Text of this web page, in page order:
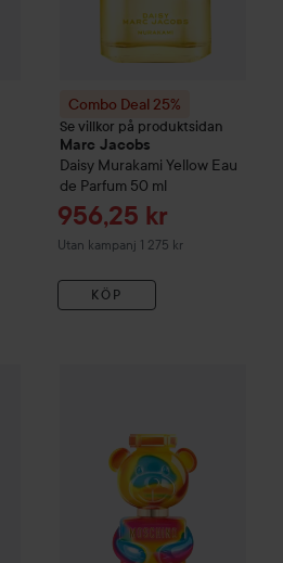
Combo Deal 25%
Se villkor på produktsidan
Marc Jacobs
Daisy Murakami Yellow Eau
de Parfum 50 ml
Reapris
956,25 kr
Utan kampanj 1 275 kr
KÖP